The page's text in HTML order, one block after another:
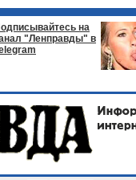
на
"Ленправды" в